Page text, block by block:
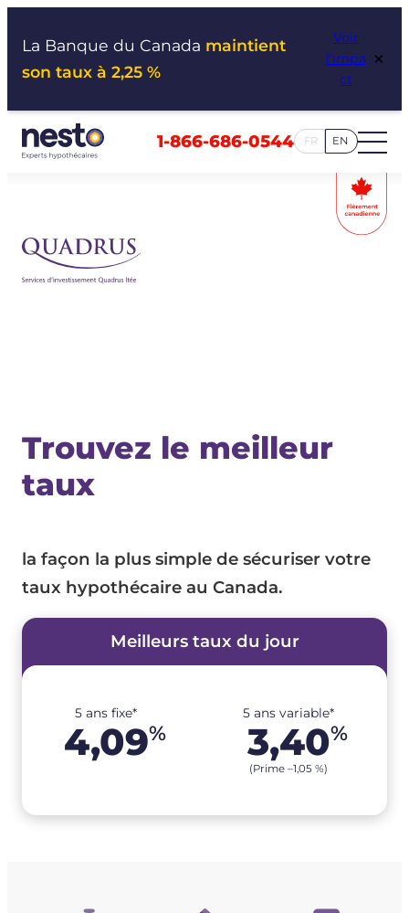
La Banque du Canada maintient
son taux à 2,25 %
Voir
l’impa
ct
×
1-866-686-0544 FR EN
Meilleurs taux du jour
5 ans fixe*
4,09%
5 ans variable*
3,40%
(Prime –1,05 %)
Trouvez le meilleur
taux
la façon la plus simple de sécuriser votre
taux hypothécaire au Canada.